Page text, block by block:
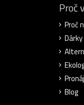
Proč
Proč
Blog